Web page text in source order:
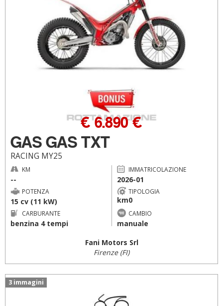
GAS GAS TXT
RACING MY25
€ 6.890 €
KM
--
IMMATRICOLAZIONE
2026-01
POTENZA
15 cv (11 kW)
TIPOLOGIA
km0
CARBURANTE
benzina 4 tempi
CAMBIO
manuale
Fani Motors Srl
Firenze (FI)
3 immagini